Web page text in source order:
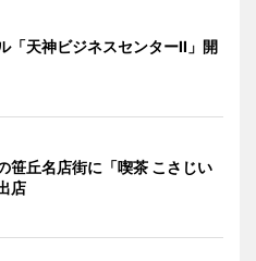
「天神ビジネスセンターII」開
笹丘名店街に「喫茶 こさじい
店